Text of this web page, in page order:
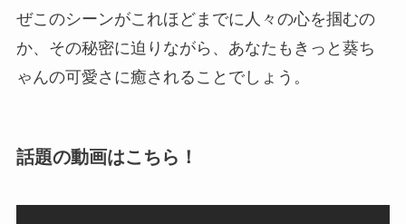
ぜこのシーンがこれほどまでに人々の心を掴むの
か、その秘密に迫りながら、あなたもきっと葵ち
ゃんの可愛さに癒されることでしょう。
話題の動画はこちら！